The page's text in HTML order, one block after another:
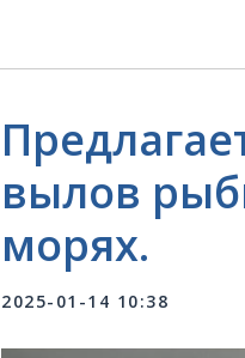
вылов
морях.
2025-01-14 10:38